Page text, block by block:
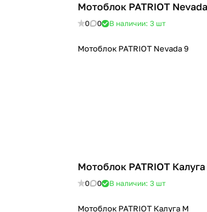
Мотоблок PATRIOT
0 0 В наличии: 3 шт
Мотоблок PATRIOT Nevada 9
Мотоблок PATRIOT
0 0 В наличии: 3 шт
Мотоблок PATRIOT Калуга М